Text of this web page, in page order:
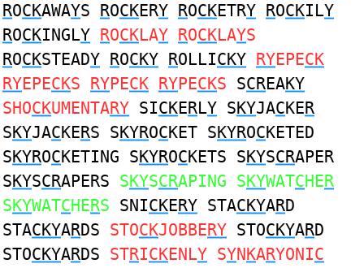
ROCKAWAYS ROCKERY ROCKETRY ROCKILY
ROCKINGLY ROCKLAY ROCKLAYS
ROCKSTEADY ROCKY ROLLICKY RYEPECK
RYEPECKS RYPECK RYPECKS SCREAKY
SHOCKUMENTARY SICKERLY SKYJACKER
SKYJACKERS SKYROCKET SKYROCKETED
SKYROCKETING SKYROCKETS SKYSCRAPER
SKYSCRAPERS SKYSCRAPING SKYWATCHER
SKYWATCHERS SNICKERY STACKYARD
STACKYARDS STOCKJOBBERY STOCKYARD
STOCKYARDS STRICKENLY SYNKARYONIC